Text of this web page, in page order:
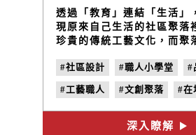
透過「教育」連結「生活」
現原來自己生活的社區聚落
珍貴的傳統工藝文化，而聚
都是學生們的教室。
#社區設計 #職人小學堂 #
#工藝職人 #文創聚落 #在
#LOGO設計
深入瞭解